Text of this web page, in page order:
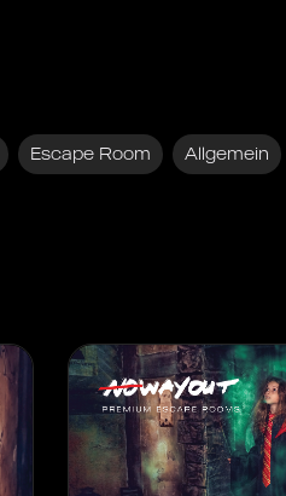
Escape Room Allgemein